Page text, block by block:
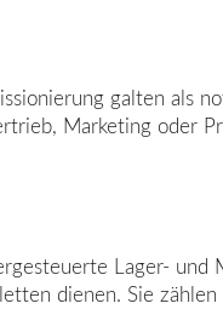
galten als
Marketing oder
Lager-
dienen. Sie